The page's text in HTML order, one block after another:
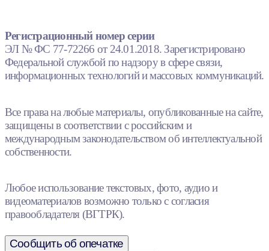
Регистрационный номер серии
ЭЛ № ФС 77-72266 от 24.01.2018. Зарегистрировано
Федеральной службой по надзору в сфере связи,
информационных технологий и массовых коммуникаций.
Все права на любые материалы, опубликованные на сайте,
защищены в соответствии с российским и
международным законодательством об интеллектуальной
собственности.
Любое использование текстовых, фото, аудио и
видеоматериалов возможно только с согласия
правообладателя (ВГТРК).
Сообщить об опечатке